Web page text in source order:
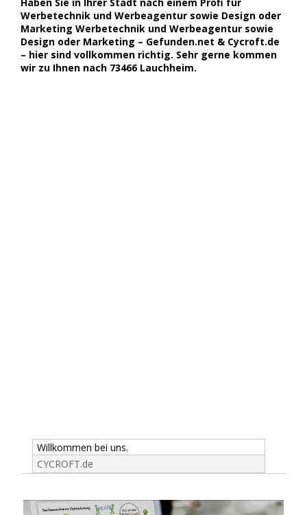
Werbetechnik und Werbeagentur sowie Design oder
Marketing Werbetechnik und Werbeagentur sowie
Design oder Marketing – Gefunden.net & Cycroft.de
– hier sind vollkommen richtig. Sehr gerne kommen
wir zu Ihnen nach 73466 Lauchheim.
Willkommen bei uns.
CYCROFT.de